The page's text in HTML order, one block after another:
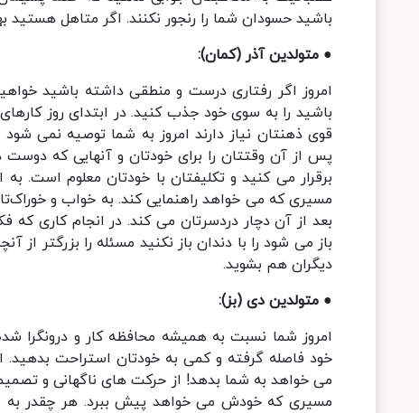
باشید حسودان شما را رنجور نکنند. اگر متاهل
● متولدین آذر (کمان):
امروز اگر رفتاری درست و منطقی داشته باشید
باشید را به سوی خود جذب کنید. در ابتدای روز
قوی ذهنتان نیاز دارند امروز به شما توصیه نمی
پس از آن وقتتان را برای خودتان و آنهایی که دوست
برقرار می کنید و تکلیفتان با خودتان معلوم است.
مسیری که می خواهد راهنمایی کند. به خواب و
بعد از آن دچار دردسرتان می کند. در انجام کاری
باز می شود را با دندان باز نکنید مسئله را بزرگتر
دیگران هم بشوید.
● متولدین دی (بز):
امروز شما نسبت به همیشه محافظه کار و درونگرا
خود فاصله گرفته و کمی به خودتان استراحت بدهید.
می خواهد به شما بدهد! از حرکت های ناگهانی و
مسیری که خودش می خواهد پیش ببرد. هر چقدر به